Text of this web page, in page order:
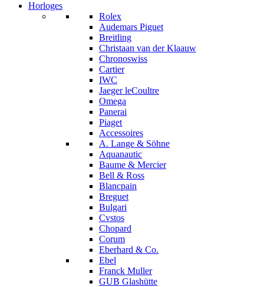
Horloges
Rolex
Audemars Piguet
Breitling
Christaan van der Klaauw
Chronoswiss
Cartier
IWC
Jaeger leCoultre
Omega
Panerai
Piaget
Accessoires
A. Lange & Söhne
Aquanautic
Baume & Mercier
Bell & Ross
Blancpain
Breguet
Bulgari
Cvstos
Chopard
Corum
Eberhard & Co.
Ebel
Franck Muller
GUB Glashütte